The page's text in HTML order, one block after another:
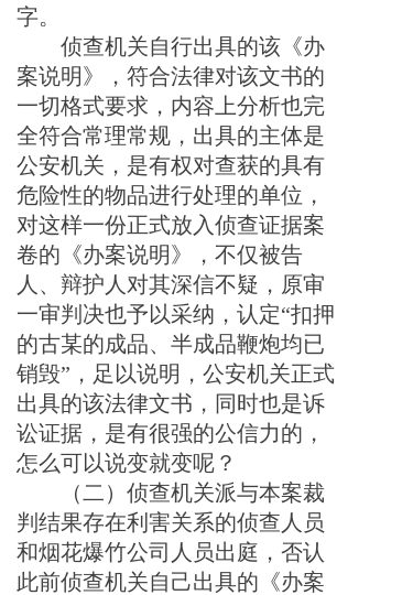
字。
侦查机关自行出具的该 《办
案说明》，符合法律对该文书的
一切格式要求， 内容上分析也完
全符合常理常规，出具的主体是
公安机关，是有权对查获的具有
危险性的物品进行处理的单位，
对这样一份正式放入侦查证据案
卷的《办案说明》，不仅被告
人、辩护人对其深信不疑，原审
一审判决也予以采纳，认定“扣押
的古某的成品、半成品鞭炮均已
销毁” ，足以说明 ， 公安机关正式
出具的该法律文书，同时也是诉
讼证据，是有很强的公信力的，
怎么可以说变就变呢？
（二） 侦查机关派与本案裁
判结果存在利害关系的侦查人员
和烟花爆竹公司 人员出庭 ， 否认
此前侦查机关自己出具的《办案